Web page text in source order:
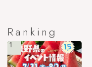
Ranking
1